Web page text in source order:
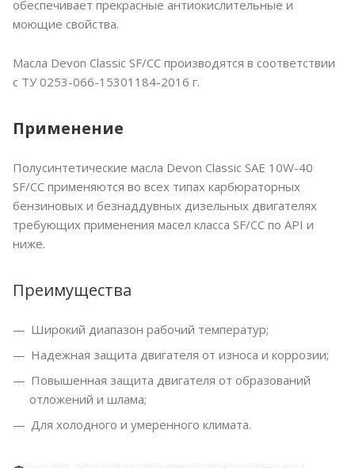
обеспечивает прекрасные антиокислительные и
моющие свойства.
Масла Devon Classic SF/CC производятся в соответствии
с ТУ 0253-066-15301184-2016 г.
Применение
Полусинтетические масла Devon Classic SAE 10W-40
SF/CC применяются во всех типах карбюраторных
бензиновых и безнаддувных дизельных двигателях
требующих применения масел класса SF/CC по API и
ниже.
Преимущества
Широкий диапазон рабочий температур;
Надежная защита двигателя от износа и коррозии;
Повышенная защита двигателя от образований
отложений и шлама;
Для холодного и умеренного климата.